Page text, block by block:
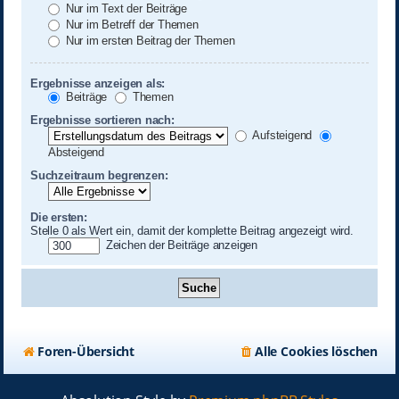
Nur im Text der Beiträge
Nur im Betreff der Themen
Nur im ersten Beitrag der Themen
Ergebnisse anzeigen als:
Beiträge
Themen
Ergebnisse sortieren nach:
Aufsteigend
Absteigend
Suchzeitraum begrenzen:
Die ersten:
Stelle 0 als Wert ein, damit der komplette Beitrag angezeigt wird.
Zeichen der Beiträge anzeigen
Foren-Übersicht Alle Cookies löschen